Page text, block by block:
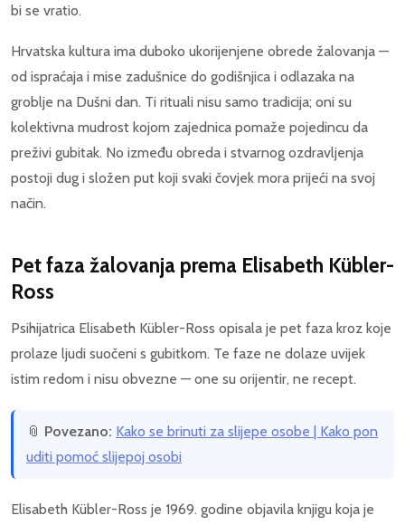
bi se vratio.
Hrvatska kultura ima duboko ukorijenjene obrede žalovanja —
od ispraćaja i mise zadušnice do godišnjica i odlazaka na
groblje na Dušni dan. Ti rituali nisu samo tradicija; oni su
kolektivna mudrost kojom zajednica pomaže pojedincu da
preživi gubitak. No između obreda i stvarnog ozdravljenja
postoji dug i složen put koji svaki čovjek mora prijeći na svoj
način.
Pet faza žalovanja prema Elisabeth Kübler-
Ross
Psihijatrica Elisabeth Kübler-Ross opisala je pet faza kroz koje
prolaze ljudi suočeni s gubitkom. Te faze ne dolaze uvijek
istim redom i nisu obvezne — one su orijentir, ne recept.
📎 Povezano: Kako se brinuti za slijepe osobe | Kako pon
uditi pomoć slijepoj osobi
Elisabeth Kübler-Ross je 1969. godine objavila knjigu koja je